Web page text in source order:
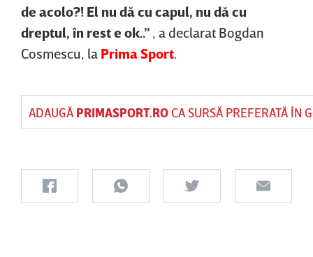
de acolo?! El nu dă cu capul, nu dă cu
dreptul, în rest e ok..” , a declarat Bogdan
Cosmescu, la Prima Sport.
ADAUGĂ PRIMASPORT.ROCA SURSĂ PREFERATĂ ÎN